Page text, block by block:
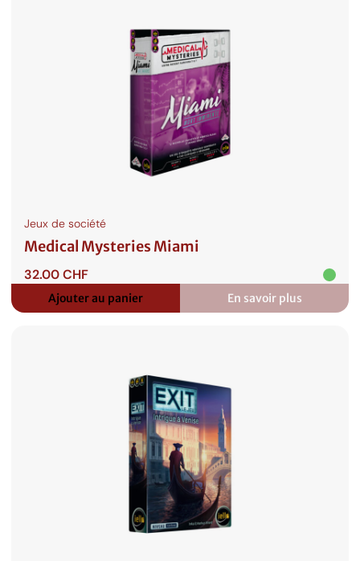
Jeux de société
Medical Mysteries Miami
32.00CHF
Ajouter au panier En savoir plus
:
Medical